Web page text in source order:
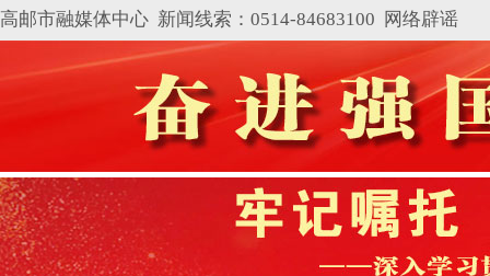
高邮市融媒体中心 新闻线索：0514-84683100 网络辟谣